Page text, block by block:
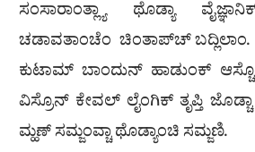
ಸಂಸಾರಾಂತ್ಲ್ಯಾ ಥೊಡ್ಯಾ
ಚಡಾವತಾಂಚೆಂ ಚಿಂತಾಪ್‍ಚ್ ಬದ್ಲಿಲಾಂ.
ಕುಟಾಮ್ ಬಾಂದುನ್ ಹಾಡುಂಕ್ ಆಸ್ಚೊ
ವಿಸ್ರೊನ್ ಕೇವಲ್ ಲೈಂಗಿಕ್ ತೃಪ್ತಿ
ಮ್ಹಣ್ ಸಮ್ಜಂವ್ಚಾ ಥೊಡ್ಯಾಂಚಿ ಸಮ್ಜಣಿ.